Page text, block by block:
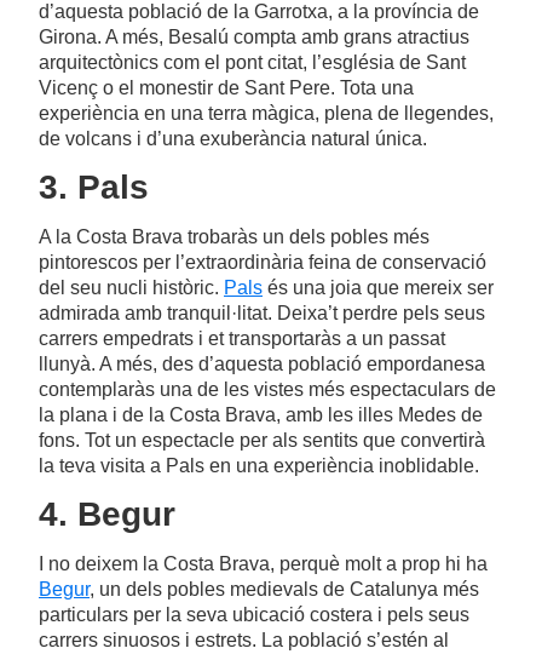
d’aquesta població de la Garrotxa, a la província de
Girona. A més, Besalú compta amb grans atractius
arquitectònics com el pont citat, l’església de Sant
Vicenç o el monestir de Sant Pere. Tota una
experiència en una terra màgica, plena de llegendes,
de volcans i d’una exuberància natural única.
3. Pals
A la Costa Brava trobaràs un dels pobles més
pintorescos per l’extraordinària feina de conservació
del seu nucli històric. Pals és una joia que mereix ser
admirada amb tranquil·litat. Deixa’t perdre pels seus
carrers empedrats i et transportaràs a un passat
llunyà. A més, des d’aquesta població empordanesa
contemplaràs una de les vistes més espectaculars de
la plana i de la Costa Brava, amb les illes Medes de
fons. Tot un espectacle per als sentits que convertirà
la teva visita a Pals en una experiència inoblidable.
4. Begur
I no deixem la Costa Brava, perquè molt a prop hi ha
Begur, un dels pobles medievals de Catalunya més
particulars per la seva ubicació costera i pels seus
carrers sinuosos i estrets. La població s’estén al